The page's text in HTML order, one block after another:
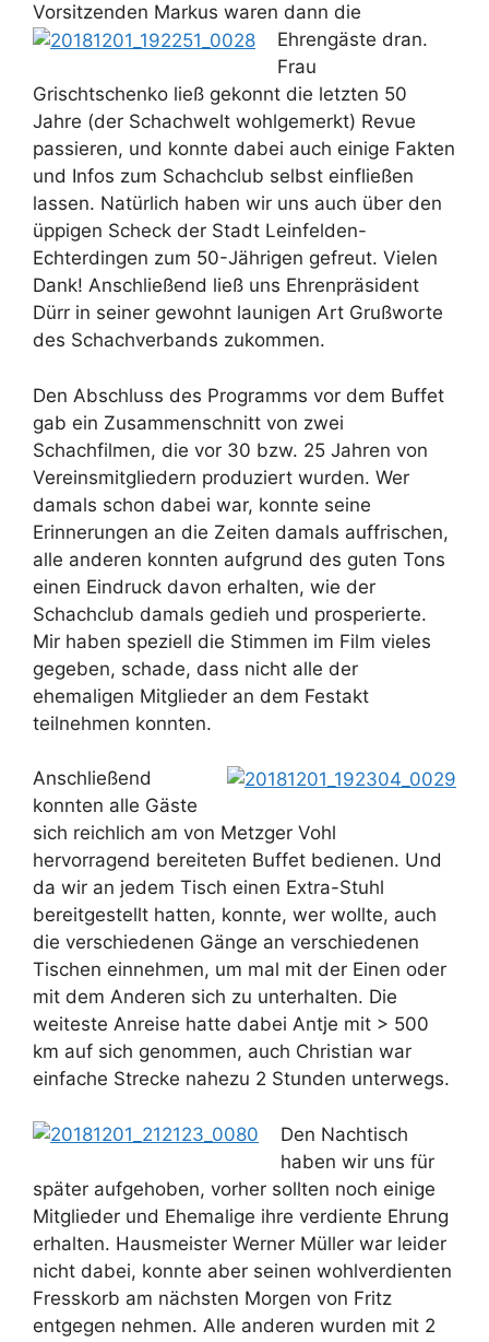
Vorsitzenden Markus waren dann die
Ehrengäste dran.
Frau
Grischtschenko ließ gekonnt die letzten 50
Jahre (der Schachwelt wohlgemerkt) Revue
passieren, und konnte dabei auch einige Fakten
und Infos zum Schachclub selbst einfließen
lassen. Natürlich haben wir uns auch über den
üppigen Scheck der Stadt Leinfelden-
Echterdingen zum 50-Jährigen gefreut. Vielen
Dank! Anschließend ließ uns Ehrenpräsident
Dürr in seiner gewohnt launigen Art Grußworte
des Schachverbands zukommen.
Den Abschluss des Programms vor dem Buffet
gab ein Zusammenschnitt von zwei
Schachfilmen, die vor 30 bzw. 25 Jahren von
Vereinsmitgliedern produziert wurden. Wer
damals schon dabei war, konnte seine
Erinnerungen an die Zeiten damals auffrischen,
alle anderen konnten aufgrund des guten Tons
einen Eindruck davon erhalten, wie der
Schachclub damals gedieh und prosperierte.
Mir haben speziell die Stimmen im Film vieles
gegeben, schade, dass nicht alle der
ehemaligen Mitglieder an dem Festakt
teilnehmen konnten.
Anschließend
konnten alle Gäste
sich reichlich am von Metzger Vohl
hervorragend bereiteten Buffet bedienen. Und
da wir an jedem Tisch einen Extra-Stuhl
bereitgestellt hatten, konnte, wer wollte, auch
die verschiedenen Gänge an verschiedenen
Tischen einnehmen, um mal mit der Einen oder
mit dem Anderen sich zu unterhalten. Die
weiteste Anreise hatte dabei Antje mit > 500
km auf sich genommen, auch Christian war
einfache Strecke nahezu 2 Stunden unterwegs.
Den Nachtisch
haben wir uns für
später aufgehoben, vorher sollten noch einige
Mitglieder und Ehemalige ihre verdiente Ehrung
erhalten. Hausmeister Werner Müller war leider
nicht dabei, konnte aber seinen wohlverdienten
Fresskorb am nächsten Morgen von Fritz
entgegen nehmen. Alle anderen wurden mit 2